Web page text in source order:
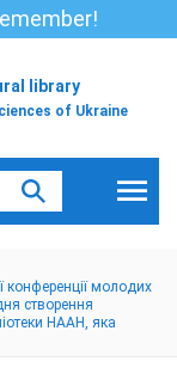
library
of Ukraine
конференції молодих
створення
НААН, яка